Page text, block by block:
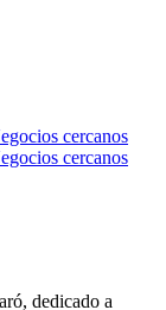
cercanos
cercanos
dedicado a